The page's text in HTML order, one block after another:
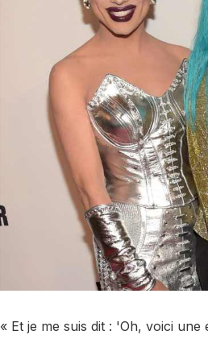
« Et je me suis dit : 'Oh, voici